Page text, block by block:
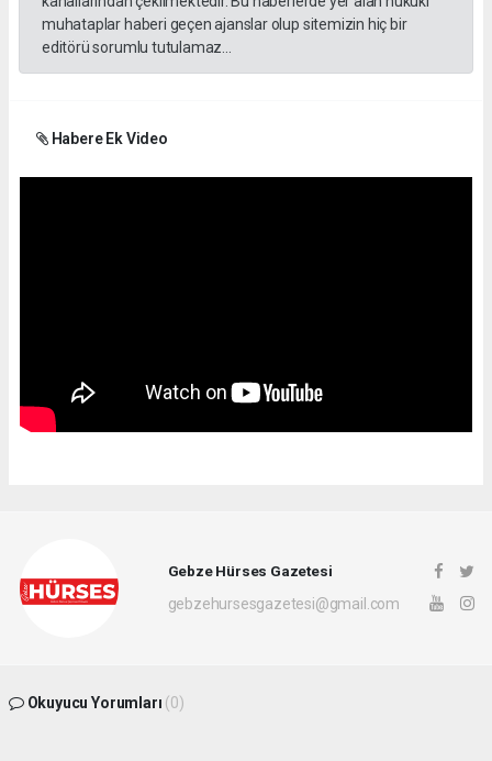
muhataplar haberi geçen ajanslar olup sitemizin hiç bir
editörü sorumlu tutulamaz...
Habere Ek Video
Gebze Hürses Gazetesi
gebzehursesgazetesi@gmail.com
Okuyucu Yorumları (0)